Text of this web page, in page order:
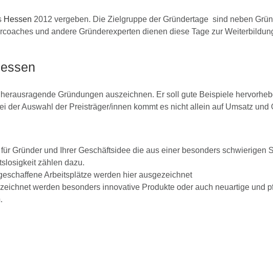
Hessen 2012 vergeben. Die Zielgruppe der Gründertage sind neben
und andere Gründerexperten dienen diese Tage zur
Gründungen auszeichnen. Er soll gute Beispiele
der Auswahl der Preisträger/innen kommt es nicht allein auf Umsatz und
Gründer und Ihrer Geschäftsidee die aus einer besonders schwierigen
zählen dazu.
Arbeitsplätze werden hier ausgezeichnet
werden besonders innovative Produkte oder auch neuartige und